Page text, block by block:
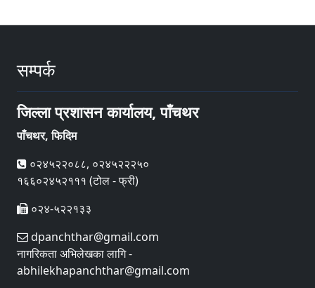
सम्पर्क
जिल्ला प्रशासन कार्यालय, पाँचथर
पाँचथर, फिदिम
०२४५२२०८८, ०२४५२२२५०
१६६०२४५२१११ (टोल - फ्री)
०२४-५२२१३३
dpanchthar@gmail.com
नागरिकता अभिलेखका लागि -
abhilekhapanchthar@gmail.com